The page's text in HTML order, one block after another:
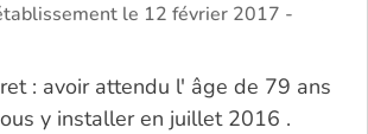
le 12 février 2017 -
: avoir attendu l' âge de 79 ans
y installer en juillet 2016 .